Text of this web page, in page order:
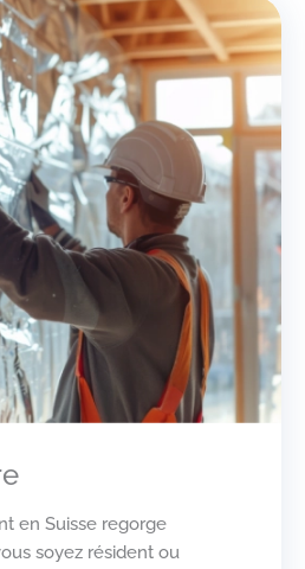
en Suisse regorge
soyez résident ou